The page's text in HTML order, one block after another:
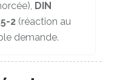
DIN
2 (réaction au
demande.